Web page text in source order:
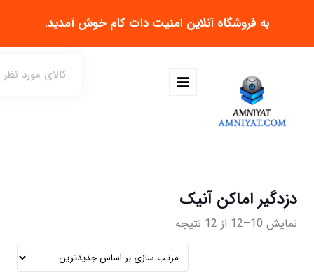
به فروشگاه آنلاین امنیت دات کام خوش آمدید.
دزدگیر اماکن آنیک
نمایش 10–12 از 12 نتیجه